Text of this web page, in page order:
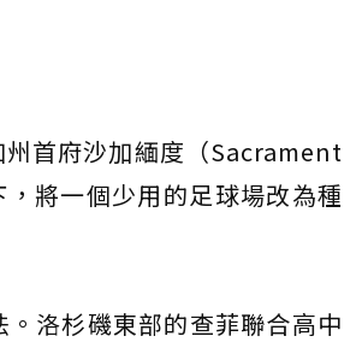
首府沙加緬度（Sacrament
將一個少用的足球場改為種
洛杉磯東部的查菲聯合高中